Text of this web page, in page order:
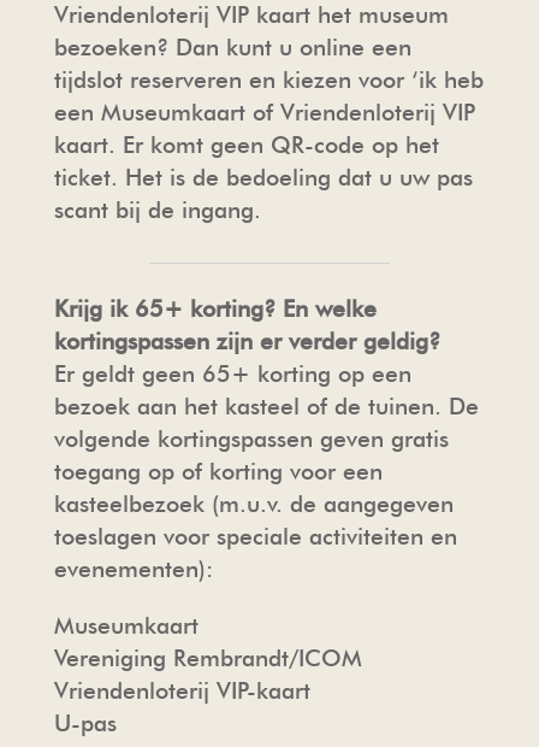
Vriendenloterij VIP kaart het museum
bezoeken? Dan kunt u online een
tijdslot reserveren en kiezen voor ‘ik heb
een Museumkaart of Vriendenloterij VIP
kaart. Er komt geen QR-code op het
ticket. Het is de bedoeling dat u uw pas
scant bij de ingang.
Krijg ik 65+ korting? En welke
kortingspassen zijn er verder geldig?
Er geldt geen 65+ korting op een
bezoek aan het kasteel of de tuinen. De
volgende kortingspassen geven gratis
toegang op of korting voor een
kasteelbezoek (m.u.v. de aangegeven
toeslagen voor speciale activiteiten en
evenementen):
Museumkaart
Vereniging Rembrandt/ICOM
Vriendenloterij VIP-kaart
U-pas